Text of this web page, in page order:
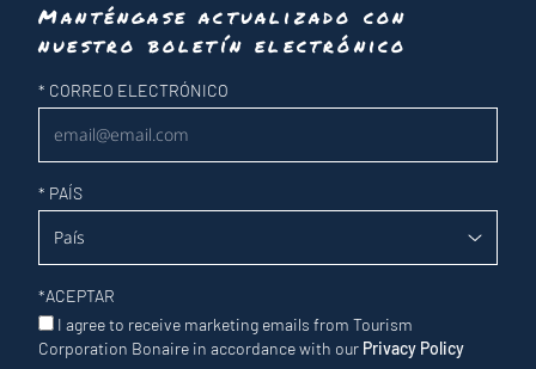
Manténgase actualizado con
nuestro boletín electrónico
Newsletter
* CORREO ELECTRÓNICO
* PAÍS
*ACEPTAR
I agree to receive marketing emails from Tourism
Corporation Bonaire in accordance with our Privacy Policy